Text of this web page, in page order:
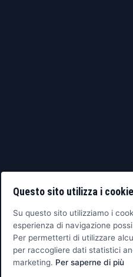
Questo sito utilizza i cookie
Su questo sito utilizziamo i
esperienza di navigazione
Per permetterti di utilizzare
per raccogliere dati statistici
marketing. Per saperne di più